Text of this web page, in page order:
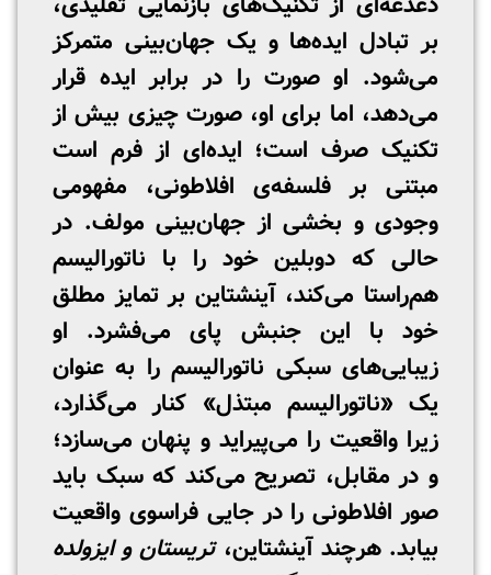
بر تبادل ایده‌ها و یک جهان‌بینی متمرکز
می‌شود. او صورت را در برابر ایده قرار
می‌دهد، اما برای او، صورت چیزی بیش از
تکنیک صرف است؛ ایده‌ای از فرم است
مبتنی بر فلسفه‌ی افلاطونی، مفهومی
وجودی و بخشی از جهان‌بینی مولف. در
حالی که دوبلین خود را با ناتورالیسم
هم‌راستا می‌کند، آینشتاین بر تمایز مطلق
خود با این جنبش پای می‌فشرد. او
زیبایی‌های سبکی ناتورالیسم را به عنوان
یک «ناتورالیسم مبتذل» کنار می‌گذارد،
زیرا واقعیت را می‌پیراید و پنهان می‌سازد؛
و در مقابل، تصریح می‌کند که سبک باید
صور افلاطونی را در جایی فراسوی واقعیت
بیابد. هرچند آینشتاین،تریستان و ایزولده